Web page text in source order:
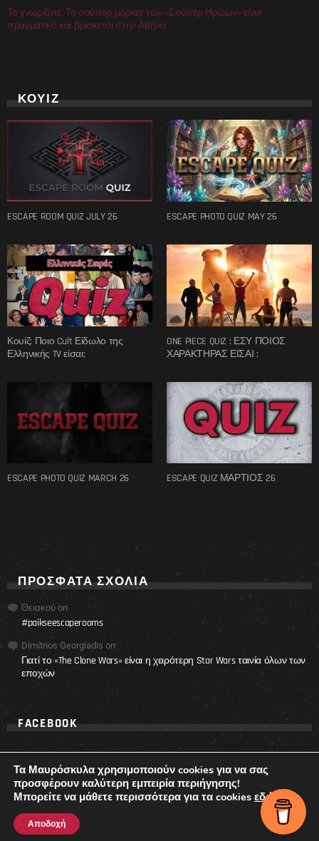
Το γνωρίζατε; Το σούπερ μάρκετ των «Σούπερ Ηρώων» είναι
πραγματικό και βρίσκεται στην Αθήνα
ΚΟΥΙΖ
ESCAPE ROOM QUIZ JULY 26 ESCAPE PHOTO QUIZ MAY 26
Κουίζ: Ποιο Cult Είδωλο της
Ελληνικής TV είσαι;
ONE PIECE QUIZ : ΕΣΥ ΠΟΙΟΣ
ΧΑΡΑΚΤΗΡΑΣ ΕΙΣΑΙ ;
ESCAPE PHOTO QUIZ MARCH 26 ESCAPE QUIZ ΜΑΡΤΙΟΣ 26
ΠΡΌΣΦΑΤΑ ΣΧΌΛΙΑ
Θειακού on
#paikseescaperooms
Dimitrios Georgiadis on
Γιατί το «The Clone Wars» είναι η χειρότερη Star Wars ταινία όλων των
εποχών
FACEBOOK
© 2017 - 2021 Ta Mavroskyla.
ΕΠΙΚΟΙΝΩΝΙΑ ΟΡΟΙ ΧΡΗΣΗΣ
Τα Μαυρόσκυλα χρησιμοποιούν cookies για να σας
προσφέρουν καλύτερη εμπειρία περιήγησης!
Μπορείτε να μάθετε περισσότερα για τα cookies εδώ .
Αποδοχή